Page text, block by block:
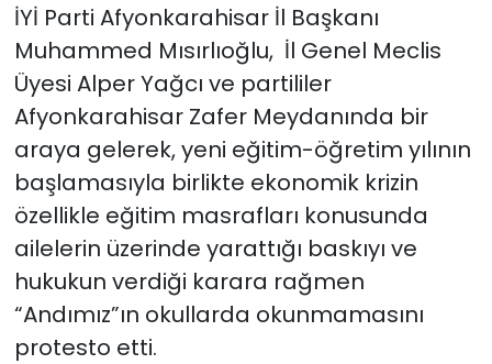
İYİ Parti Afyonkarahisar İl Başkanı
Muhammed Mısırlıoğlu, İl Genel Meclis
Üyesi Alper Yağcı ve partililer
Afyonkarahisar Zafer Meydanında bir
araya gelerek, yeni eğitim-öğretim yılının
başlamasıyla birlikte ekonomik krizin
özellikle eğitim masrafları konusunda
ailelerin üzerinde yarattığı baskıyı ve
hukukun verdiği karara rağmen
“Andımız”ın okullarda okunmamasını
protesto etti.